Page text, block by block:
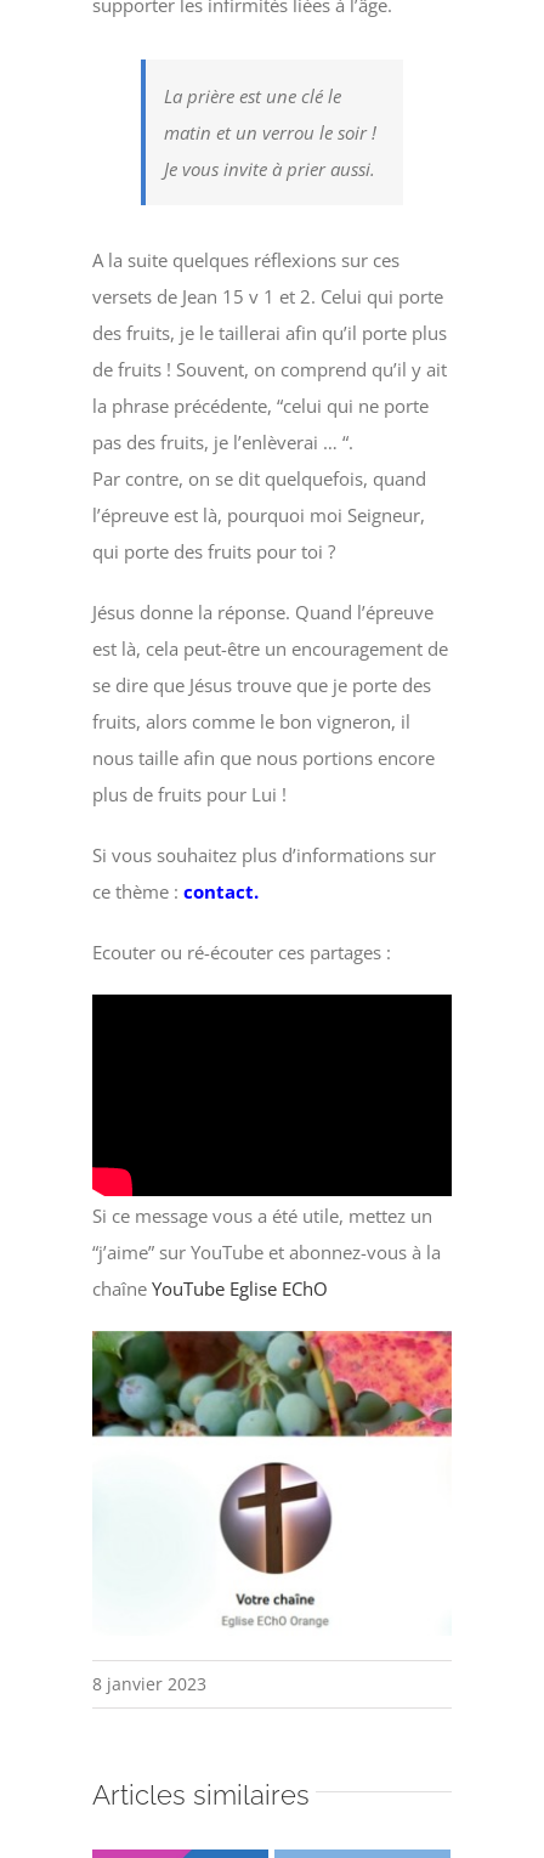
supporter les infirmités liées à l’âge.
La prière est une clé le
matin et un verrou le soir !
Je vous invite à prier aussi.
A la suite quelques réflexions sur ces
versets de Jean 15 v 1 et 2. Celui qui porte
des fruits, je le taillerai afin qu’il porte plus
de fruits ! Souvent, on comprend qu’il y ait
la phrase précédente, “celui qui ne porte
pas des fruits, je l’enlèverai … “.
Par contre, on se dit quelquefois, quand
l’épreuve est là, pourquoi moi Seigneur,
qui porte des fruits pour toi ?
Jésus donne la réponse. Quand l’épreuve
est là, cela peut-être un encouragement de
se dire que Jésus trouve que je porte des
fruits, alors comme le bon vigneron, il
nous taille afin que nous portions encore
plus de fruits pour Lui !
Si vous souhaitez plus d’informations sur
ce thème : contact.
Ecouter ou ré-écouter ces partages :
Si ce message vous a été utile, mettez un
“j’aime” sur YouTube et abonnez-vous à la
chaîneYouTube Eglise EChO
8 janvier 2023
Articles similaires